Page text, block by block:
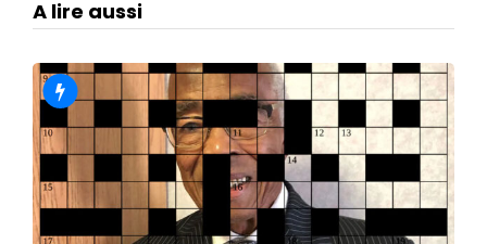
A lire aussi